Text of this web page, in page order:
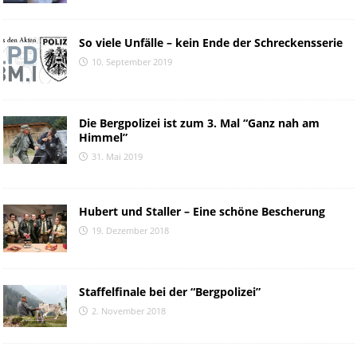
So viele Unfälle – kein Ende der Schreckensserie
10. September 2019
Die Bergpolizei ist zum 3. Mal “Ganz nah am
Himmel”
31. Mai 2019
Hubert und Staller – Eine schöne Bescherung
19. Dezember 2018
Staffelfinale bei der “Bergpolizei”
2. November 2018